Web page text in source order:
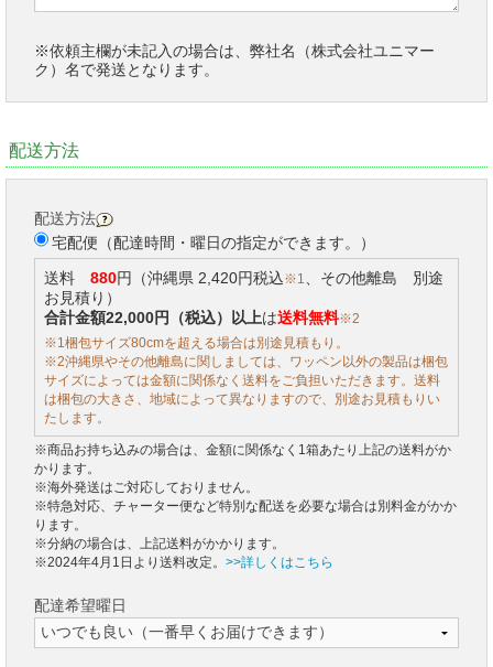
※依頼主欄が未記入の場合は、弊社名（株式会社ユニマー
ク）名で発送となります。
配送方法
配送方法
宅配便（配達時間・曜日の指定ができます。）
送料 880円（沖縄県 2,420円税込※1
、その他離島 別途
お見積り）
合計金額22,000円（税込）以上は送料無料※2
※1梱包サイズ80cmを超える場合は別途見積もり。
※2沖縄県やその他離島に関しましては、ワッペン以外の製品は梱包
サイズによっては金額に関係なく送料をご負担いただきます。送料
は梱包の大きさ、地域によって異なりますので、別途お見積もりい
たします。
※商品お持ち込みの場合は、金額に関係なく1箱あたり上記の送料がか
かります。
※海外発送はご対応しておりません。
※特急対応、チャーター便など特別な配送を必要な場合は別料金がかか
ります。
※分納の場合は、上記送料がかかります。
※2024年4月1日より送料改定。 >>詳しくはこちら
配達希望曜日